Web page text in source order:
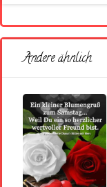
Andere ähnlich